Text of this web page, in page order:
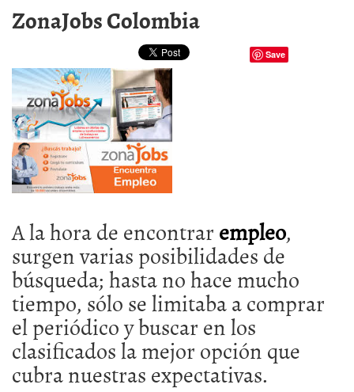
ZonaJobs Colombia
Save
A la hora de encontrarempleo,
surgen varias posibilidades de
búsqueda; hasta no hace mucho
tiempo, sólo se limitaba a comprar
el periódico y buscar en los
clasificados la mejor opción que
cubra nuestras expectativas.